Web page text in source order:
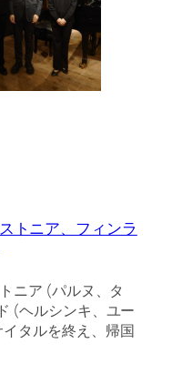
トニア、フィンラ
ニア (パルヌ、タ
(ヘルシンキ、ユー
タルを終え、帰国